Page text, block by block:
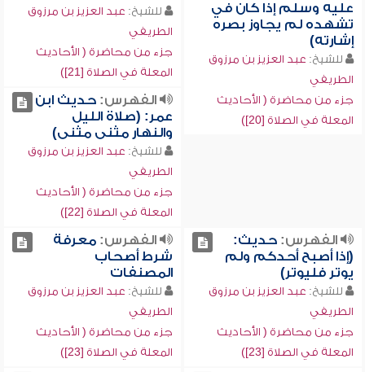
عليه وسلم إذا كان في
تشهده لم يجاوز بصره
إشارته)
للشيخ: عبد العزيز بن مرزوق
الطريفي
جزء من محاضرة ( الأحاديث
المعلة في الصلاة [20])
للشيخ: عبد العزيز بن مرزوق
الطريفي
جزء من محاضرة ( الأحاديث
المعلة في الصلاة [21])
الفهرس:حديث ابن
عمر: (صلاة الليل
والنهار مثنى مثنى)
للشيخ: عبد العزيز بن مرزوق
الطريفي
جزء من محاضرة ( الأحاديث
المعلة في الصلاة [22])
الفهرس:حديث:
(إذا أصبح أحدكم ولم
يوتر فليوتر)
للشيخ: عبد العزيز بن مرزوق
الطريفي
جزء من محاضرة ( الأحاديث
المعلة في الصلاة [23])
الفهرس:معرفة
شرط أصحاب
المصنفات
للشيخ: عبد العزيز بن مرزوق
الطريفي
جزء من محاضرة ( الأحاديث
المعلة في الصلاة [23])